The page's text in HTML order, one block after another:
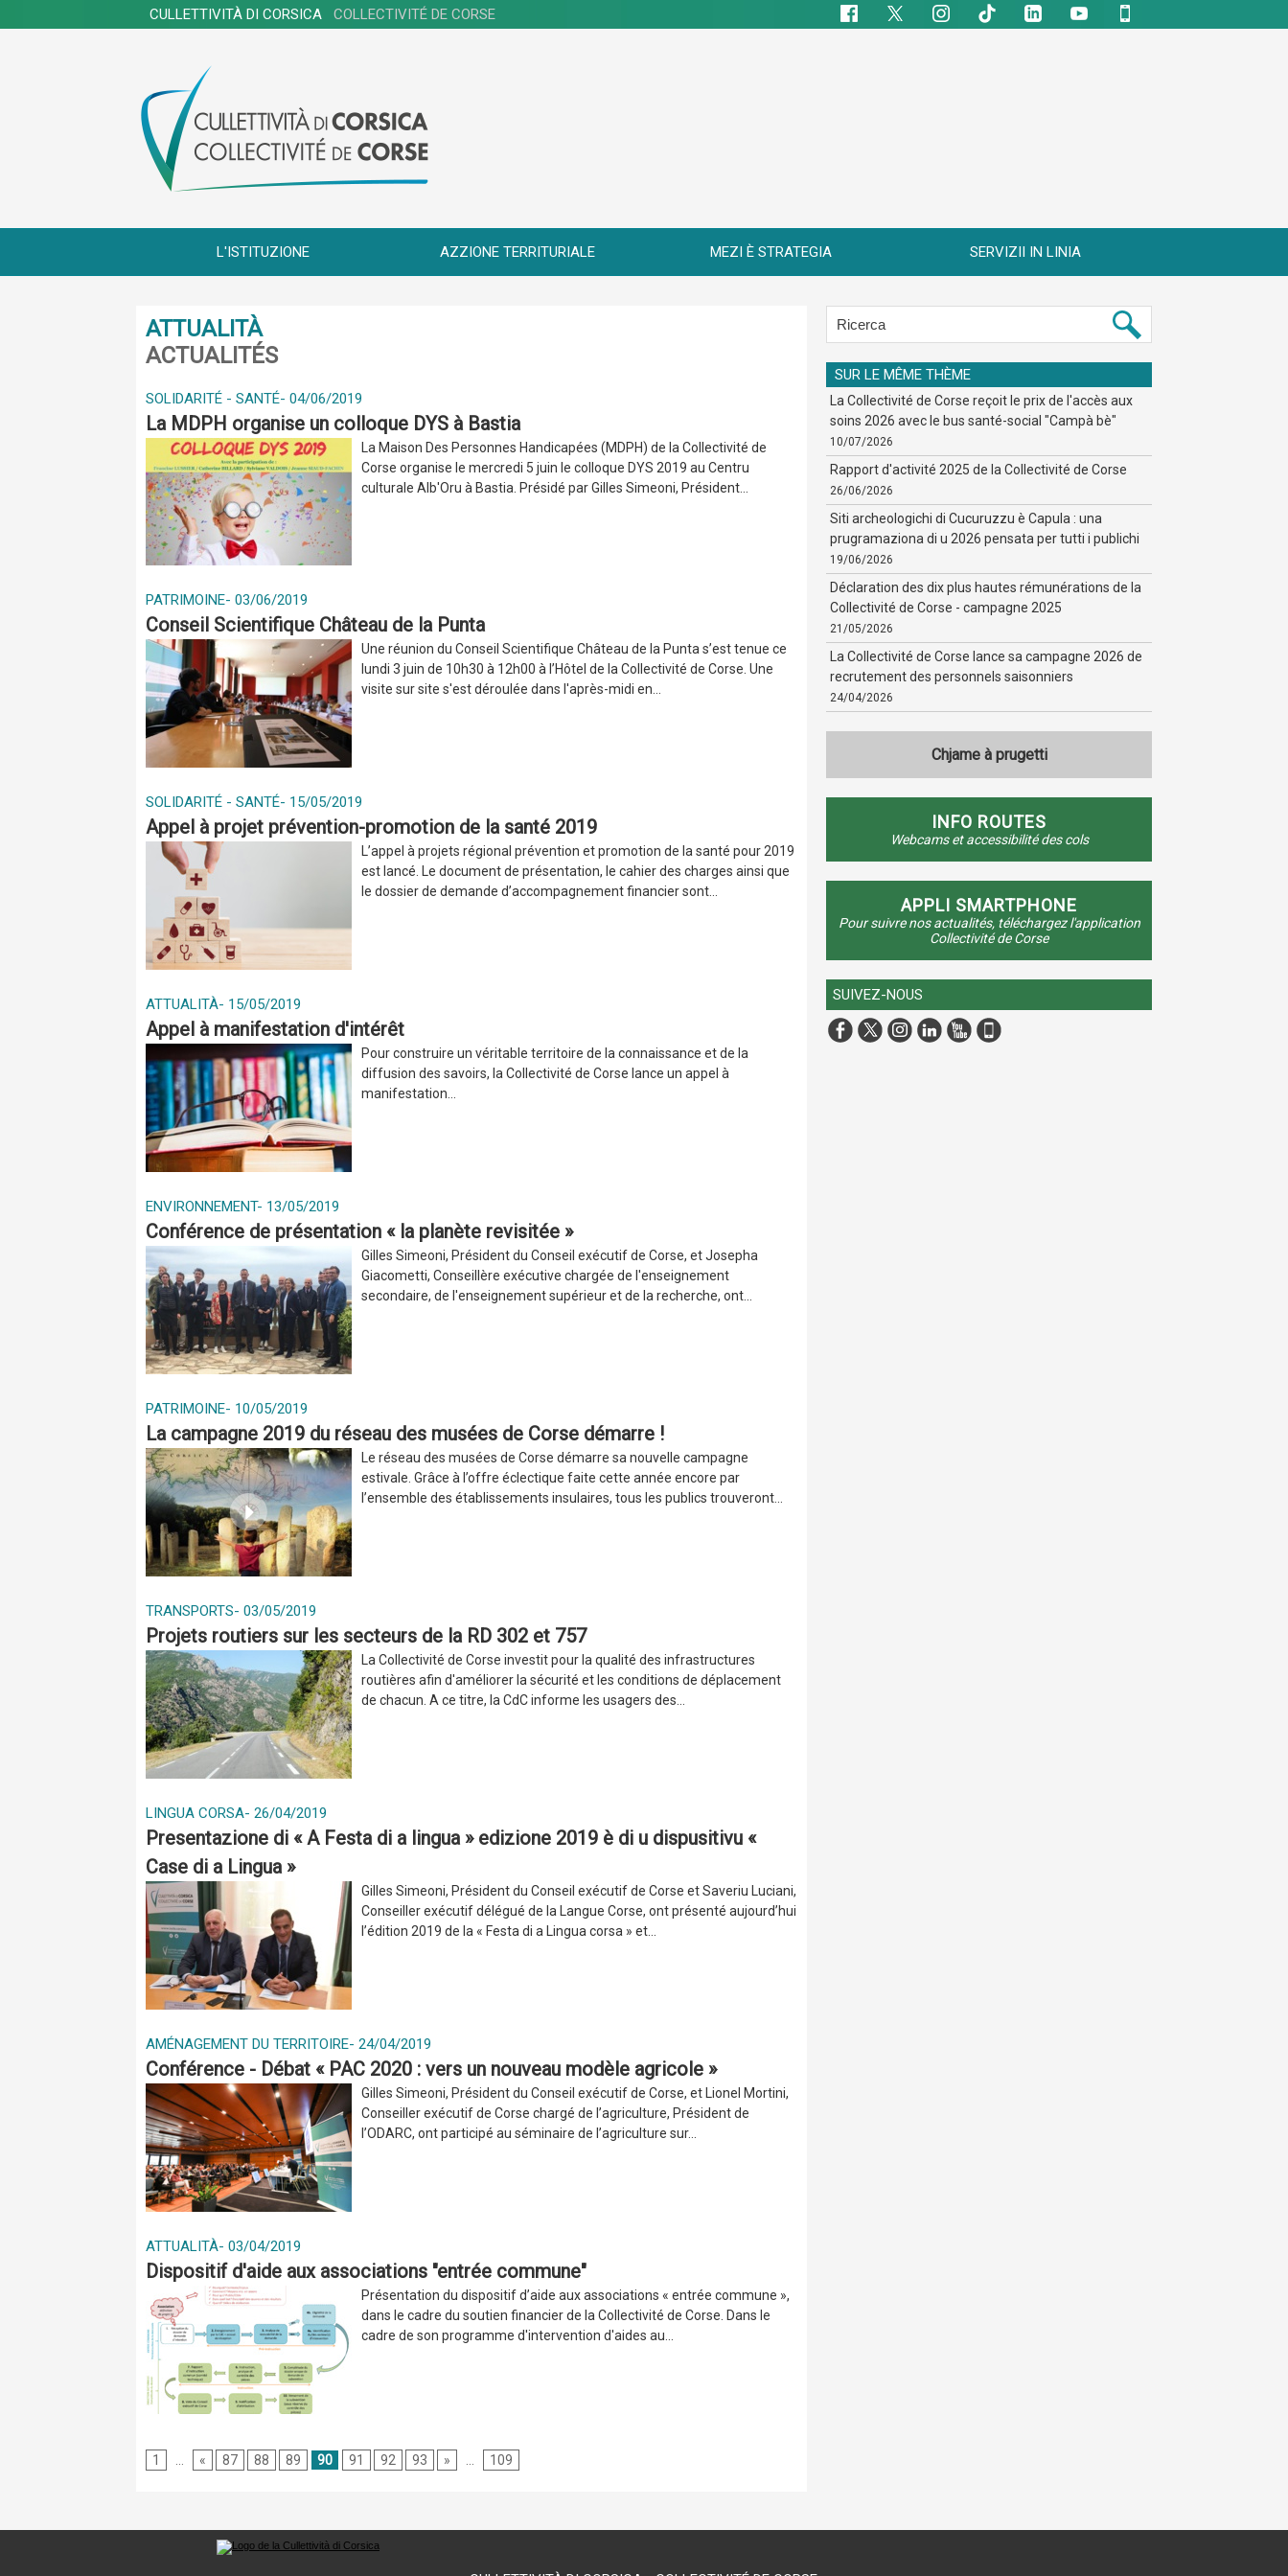
CULLETTIVITÀ DI CORSICA COLLECTIVITÉ DE CORSE
L'ISTITUZIONE AZZIONE TERRITURIALE MEZI È STRATEGIA SERVIZII IN LINIA
ATTUALITÀ
ACTUALITÉS
SOLIDARITÉ - SANTÉ- 04/06/2019
La MDPH organise un colloque DYS à Bastia
La Maison Des Personnes Handicapées (MDPH) de la Collectivité de
Corse organise le mercredi 5 juin le colloque DYS 2019 au Centru
culturale Alb'Oru à Bastia. Présidé par Gilles Simeoni, Président...
PATRIMOINE- 03/06/2019
Conseil Scientifique Château de la Punta
Une réunion du Conseil Scientifique Château de la Punta s’est tenue ce
lundi 3 juin de 10h30 à 12h00 à l’Hôtel de la Collectivité de Corse. Une
visite sur site s'est déroulée dans l'après-midi en...
SOLIDARITÉ - SANTÉ- 15/05/2019
Appel à projet prévention-promotion de la santé 2019
L’appel à projets régional prévention et promotion de la santé pour 2019
est lancé. Le document de présentation, le cahier des charges ainsi que
le dossier de demande d’accompagnement financier sont...
ATTUALITÀ- 15/05/2019
Appel à manifestation d'intérêt
Pour construire un véritable territoire de la connaissance et de la
diffusion des savoirs, la Collectivité de Corse lance un appel à
manifestation...
ENVIRONNEMENT- 13/05/2019
Conférence de présentation « la planète revisitée »
Gilles Simeoni, Président du Conseil exécutif de Corse, et Josepha
Giacometti, Conseillère exécutive chargée de l'enseignement
secondaire, de l'enseignement supérieur et de la recherche, ont...
PATRIMOINE- 10/05/2019
La campagne 2019 du réseau des musées de Corse démarre !
Le réseau des musées de Corse démarre sa nouvelle campagne
estivale. Grâce à l’offre éclectique faite cette année encore par
l’ensemble des établissements insulaires, tous les publics trouveront...
TRANSPORTS- 03/05/2019
Projets routiers sur les secteurs de la RD 302 et 757
La Collectivité de Corse investit pour la qualité des infrastructures
routières afin d'améliorer la sécurité et les conditions de déplacement
de chacun. A ce titre, la CdC informe les usagers des...
LINGUA CORSA- 26/04/2019
Presentazione di « A Festa di a lingua » edizione 2019 è di u dispusitivu «
Case di a Lingua »
Gilles Simeoni, Président du Conseil exécutif de Corse et Saveriu Luciani,
Conseiller exécutif délégué de la Langue Corse, ont présenté aujourd’hui
l’édition 2019 de la « Festa di a Lingua corsa » et...
AMÉNAGEMENT DU TERRITOIRE- 24/04/2019
Conférence - Débat « PAC 2020 : vers un nouveau modèle agricole »
Gilles Simeoni, Président du Conseil exécutif de Corse, et Lionel Mortini,
Conseiller exécutif de Corse chargé de l’agriculture, Président de
l’ODARC, ont participé au séminaire de l’agriculture sur...
ATTUALITÀ- 03/04/2019
Dispositif d'aide aux associations "entrée commune"
Présentation du dispositif d’aide aux associations « entrée commune »,
dans le cadre du soutien financier de la Collectivité de Corse. Dans le
cadre de son programme d'intervention d'aides au...
1 « 87 88 89 90 91 92 93 » 109
SUR LE MÊME THÈME
La Collectivité de Corse reçoit le prix de l'accès aux
soins 2026 avec le bus santé-social "Campà bè"
10/07/2026
Rapport d'activité 2025 de la Collectivité de Corse
26/06/2026
Siti archeologichi di Cucuruzzu è Capula : una
prugramaziona di u 2026 pensata per tutti i publichi
19/06/2026
Déclaration des dix plus hautes rémunérations de la
Collectivité de Corse - campagne 2025
21/05/2026
La Collectivité de Corse lance sa campagne 2026 de
recrutement des personnels saisonniers
24/04/2026
Chjame à prugetti
INFO ROUTES
Webcams et accessibilité des cols
APPLI SMARTPHONE
Pour suivre nos actualités, téléchargez l'application
Collectivité de Corse
SUIVEZ-NOUS